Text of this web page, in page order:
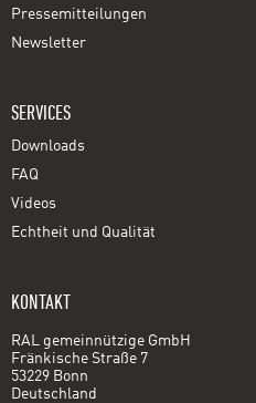
Pressemitteilungen
Newsletter
SERVICES
Downloads
FAQ
Videos
Echtheit und Qualität
KONTAKT
RAL gemeinnützige GmbH
Fränkische Straße 7
53229 Bonn
Deutschland